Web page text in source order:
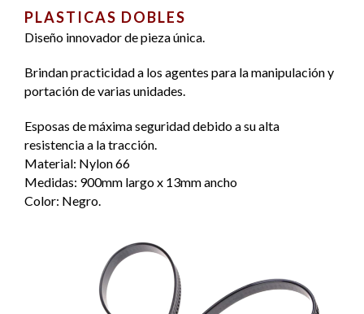
PLASTICAS DOBLES
Diseño innovador de pieza única.
Brindan practicidad a los agentes para la manipulación y
portación de varias unidades.
Esposas de máxima seguridad debido a su alta
resistencia a la tracción.
Material: Nylon 66
Medidas: 900mm largo x 13mm ancho
Color: Negro.